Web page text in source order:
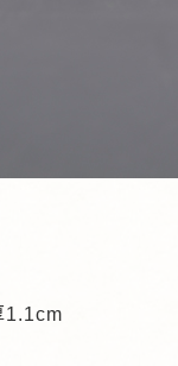
1.1cm